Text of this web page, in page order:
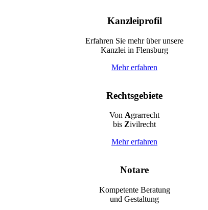
Kanzleiprofil
Erfahren Sie mehr über unsere
Kanzlei in Flensburg
Mehr erfahren
Rechtsgebiete
Von Agrarrecht
bis Zivilrecht
Mehr erfahren
Notare
Kompetente Beratung
und Gestaltung